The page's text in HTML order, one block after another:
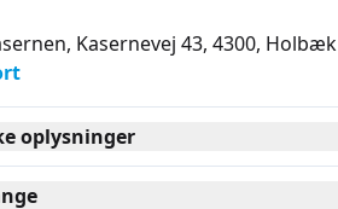
Kasernevej 43, 4300, Holbæk
oplysninger